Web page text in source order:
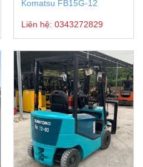
Komatsu FB15G-12
Liên hệ: 0343272829